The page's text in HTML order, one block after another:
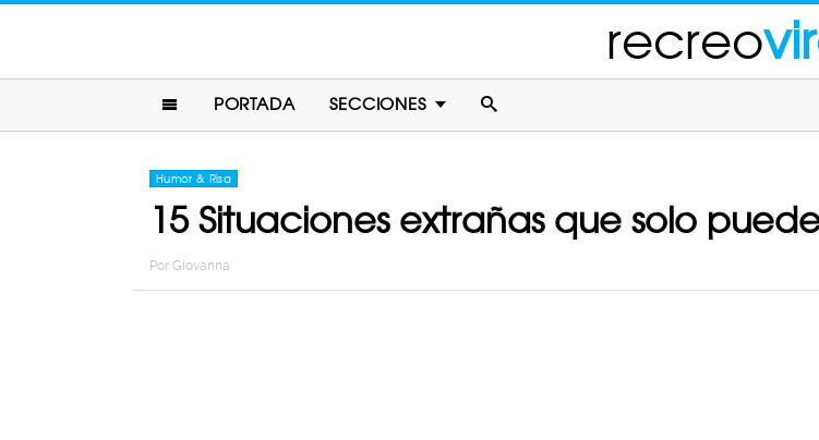
recreo
PORTADA SECCIONES
Humor & Risa
15 Situaciones extrañas que solo
Por Giovanna